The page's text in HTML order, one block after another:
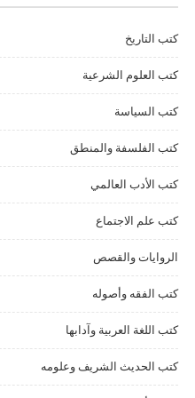
كتب التاريخ
كتب العلوم الشرعية
كتب السياسة
كتب الفلسفة والمنطق
كتب الأدب العالمي
كتب علم الاجتماع
الروايات والقصص
كتب الفقه وأصوله
كتب اللغة العربية وآدابها
كتب الحديث الشريف وعلومه